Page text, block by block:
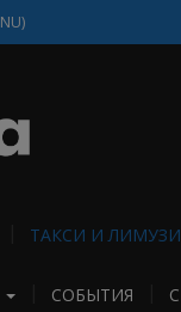
ТАКСИ И
СОБЫТИЯ